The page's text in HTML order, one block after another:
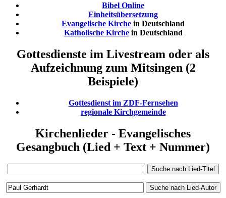
Bibel Online
Einheitsübersetzung
Evangelische Kirche in Deutschland
Katholische Kirchein Deutschland
Gottesdienste im Livestream oder als
Aufzeichnung zum Mitsingen (2
Beispiele)
Gottesdienst im ZDF-Fernsehen
regionale Kirchgemeinde
Kirchenlieder - Evangelisches
Gesangbuch (Lied + Text + Nummer)